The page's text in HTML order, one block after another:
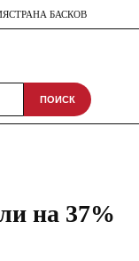
СТРАНА БАСКОВ
ПОИСК
на 37%